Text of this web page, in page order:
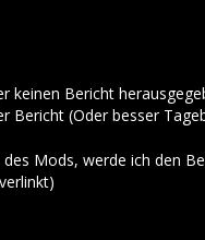
keinen Bericht
Bericht (Oder besser
Mods, werde ich den